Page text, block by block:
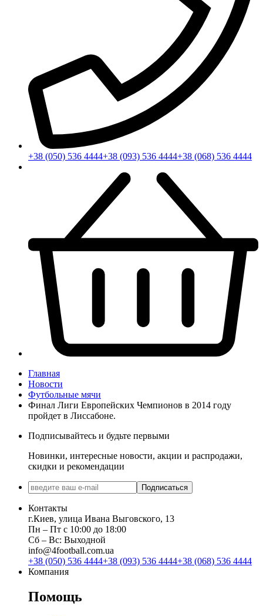
+38 (050) 536 4444+38 (093) 536 4444+38 (068) 536 4444
Главная
Новости
Футбольные мячи
Финал Лиги Европейских Чемпионов в 2014 году
пройдет в Лиссабоне.
Подписывайтесь и будьте первыми
Новинки, интересные новости, акции и распродажи,
скидки и рекомендации
Подписаться
Контакты
г.Киев, улица Ивана Выговского, 13
Пн ‒ Пт с 10:00 до 18:00
Сб ‒ Вс: Выходной
info@4football.com.ua
+38 (050) 536 4444+38 (093) 536 4444+38 (068) 536 4444
Компания
Помощь